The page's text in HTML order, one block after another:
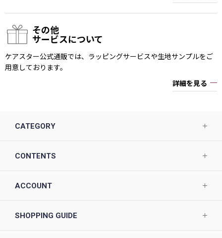
その他
サービスについて
ケアスター公式通販では、ラッピングサービスや生地サンプルをご
用意しております。
詳細を見る
CATEGORY
CONTENTS
ACCOUNT
SHOPPING GUIDE